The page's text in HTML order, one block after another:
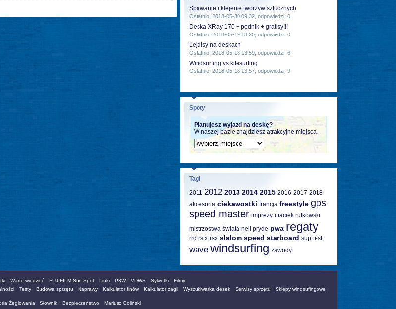
Spawanie i klejenie tworzyw sztucznych
Ostatnio: 2018-05-30 09:32, odpowiedzi: 0
Deska XRay 170 + pędnik + gratisy!!!
Ostatnio: 2018-05-19 13:20, odpowiedzi: 0
Lejdisy na deskach
Ostatnio: 2018-05-18 13:59, odpowiedzi: 6
Windsurfing vs kitesurfing
Ostatnio: 2018-05-18 13:57, odpowiedzi: 9
Spoty
Planujesz wyjazd na deskę?
W naszej bazie znajdziesz atrakcyjne miejsca.
Tagi
2011 2012 2013 2014 2015 2016 2017 2018
akcesoria ciekawostki francja freestyle gps
speed master imprezy maciek rutkowski
mistrzostwa świata neil pryde pwa regaty
rrd rs:x rsx slalom speed starboard sup test
wave windsurfing zawody
Warto wiedzieć FUJIFILM Surf Spot Linki PSW VDWS Sylwetki
Filmy
Testy Budowa sprzętu Naprawy Kalkulator finów Kalkulator żagli Wyszukiwarka desek Serwisy sprzętu
Sklepy windsufingowe
Żeglowania Słownik Bezpieczeństwo
Mariusz Goliński